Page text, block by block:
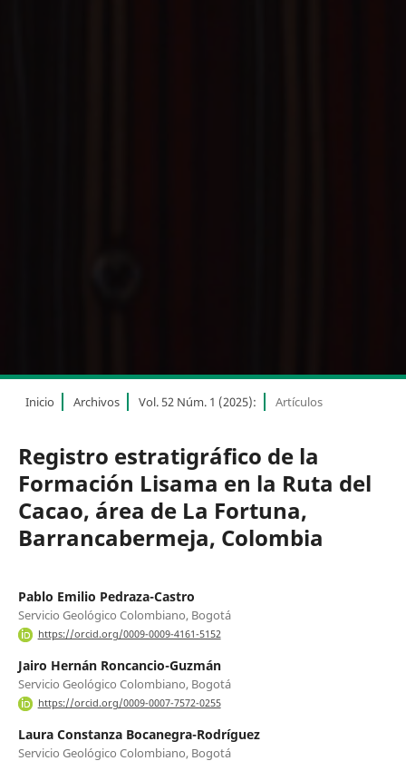
Inicio Archivos Vol. 52 Núm. 1 (2025): Artículos
Registro estratigráfico de la
Formación Lisama en la Ruta del
Cacao, área de La Fortuna,
Barrancabermeja, Colombia
Pablo Emilio Pedraza-Castro
Servicio Geológico Colombiano, Bogotá
https://orcid.org/0009-0009-4161-5152
Jairo Hernán Roncancio-Guzmán
Servicio Geológico Colombiano, Bogotá
https://orcid.org/0009-0007-7572-0255
Laura Constanza Bocanegra-Rodríguez
Servicio Geológico Colombiano, Bogotá